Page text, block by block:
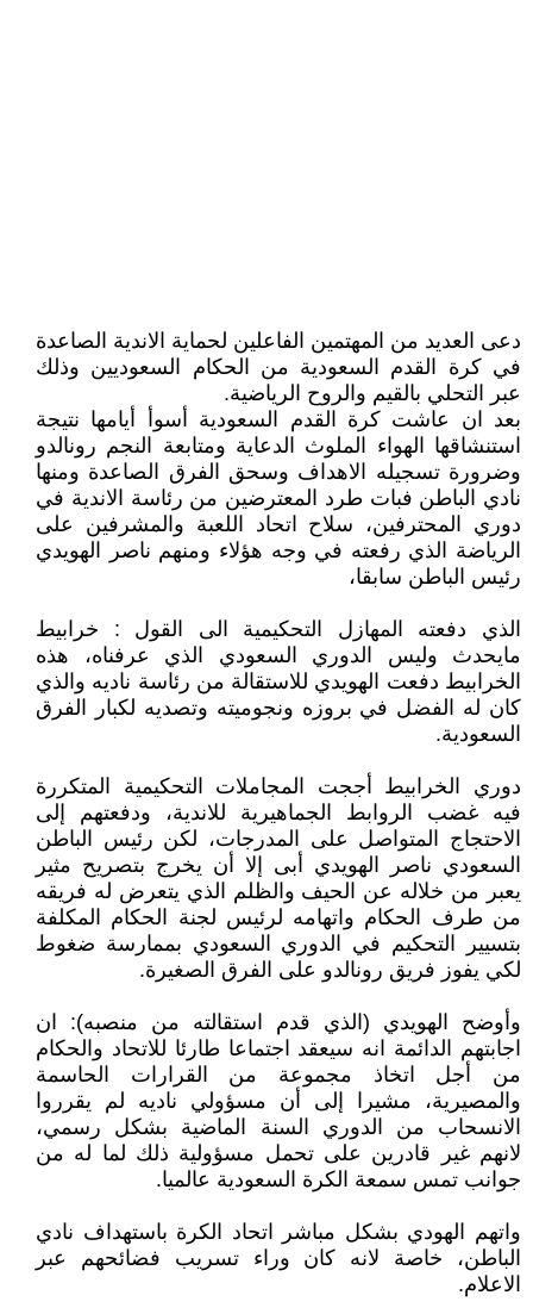
دعى العديد من المهتمين الفاعلين لحماية الاندية الصاعدة
في كرة القدم السعودية من الحكام السعوديين وذلك
عبر التحلي بالقيم والروح الرياضية.
بعد ان عاشت كرة القدم السعودية أسوأ أيامها نتيجة
استنشاقها الهواء الملوث الدعاية ومتابعة النجم رونالدو
وضرورة تسجيله الاهداف وسحق الفرق الصاعدة ومنها
نادي الباطن فبات طرد المعترضين من رئاسة الاندية في
دوري المحترفين، سلاح اتحاد اللعبة والمشرفين على
الرياضة الذي رفعته في وجه هؤلاء ومنهم ناصر الهويدي
رئيس الباطن سابقا،
الذي دفعته المهازل التحكيمية الى القول : خرابيط
مايحدث وليس الدوري السعودي الذي عرفناه، هذه
الخرابيط دفعت الهويدي للاستقالة من رئاسة ناديه والذي
كان له الفضل في بروزه ونجوميته وتصديه لكبار الفرق
السعودية.
دوري الخرابيط أججت المجاملات التحكيمية المتكررة
فيه غضب الروابط الجماهيرية للاندية، ودفعتهم إلى
الاحتجاج المتواصل على المدرجات، لكن رئيس الباطن
السعودي ناصر الهويدي أبى إلا أن يخرج بتصريح مثير
يعبر من خلاله عن الحيف والظلم الذي يتعرض له فريقه
من طرف الحكام واتهامه لرئيس لجنة الحكام المكلفة
بتسيير التحكيم في الدوري السعودي بممارسة ضغوط
لكي يفوز فريق رونالدو على الفرق الصغيرة.
وأوضح الهويدي (الذي قدم استقالته من منصبه): ان
اجابتهم الدائمة انه سيعقد اجتماعا طارئا للاتحاد والحكام
من أجل اتخاذ مجموعة من القرارات الحاسمة
والمصيرية، مشيرا إلى أن مسؤولي ناديه لم يقرروا
الانسحاب من الدوري السنة الماضية بشكل رسمي،
لانهم غير قادرين على تحمل مسؤولية ذلك لما له من
جوانب تمس سمعة الكرة السعودية عالميا.
واتهم الهودي بشكل مباشر اتحاد الكرة باستهداف نادي
الباطن، خاصة لانه كان وراء تسريب فضائحهم عبر
الاعلام.